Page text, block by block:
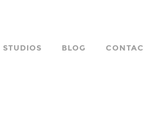
STUDIOS BLOG